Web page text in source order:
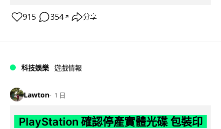
915 354 ↗ 分享
科技娛樂 遊戲情報
Lawton 1 日
PlayStation 確認停產實體光碟 包裝印